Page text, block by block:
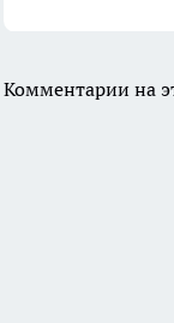
Комментарии на